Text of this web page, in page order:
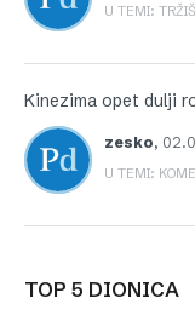
U TEMI:
Kinezima opet dulji
zesko,
U TEMI:
TOP 5 DIONICA